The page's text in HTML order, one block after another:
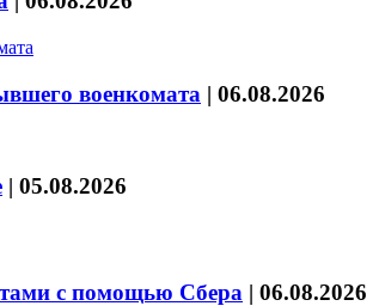
военкомата | 06.08.2026
| 05.08.2026
с помощью Сбера | 06.08.2026